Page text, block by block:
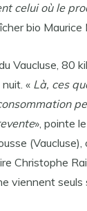
celui où le
bio Maurice
Vaucluse, 80
« Là, ces
», pointe
Christophe
viennent seuls